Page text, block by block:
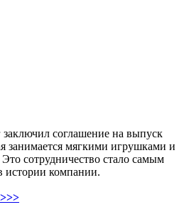
соглашение на выпуск
занимается мягкими игрушками и
сотрудничество стало самым
компании.